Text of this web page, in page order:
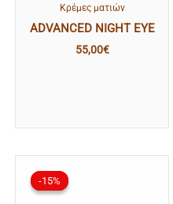
Κρέμες ματιών
ADVANCED NIGHT EYE
55,00€
-15%
-15%